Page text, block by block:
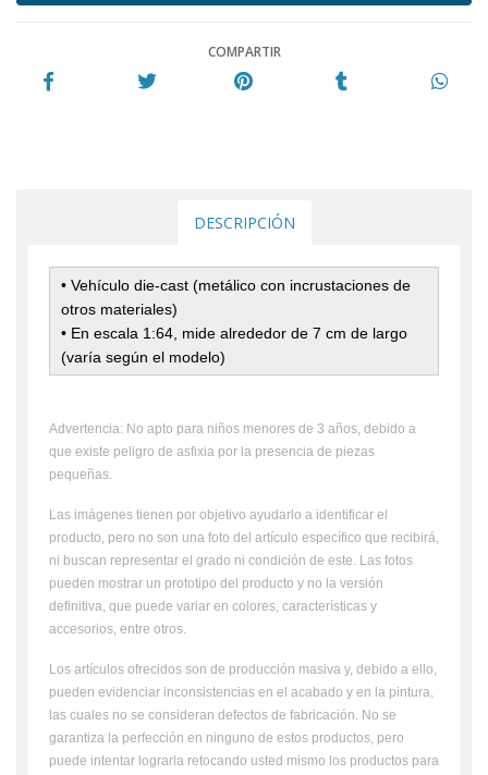
COMPARTIR
DESCRIPCIÓN
• Vehículo die-cast (metálico con incrustaciones de
otros materiales)
• En escala 1:64, mide alrededor de 7 cm de largo
(varía según el modelo)
Advertencia: No apto para niños menores de 3 años, debido a
que existe peligro de asfixia por la presencia de piezas
pequeñas.
Las imágenes tienen por objetivo ayudarlo a identificar el
producto, pero no son una foto del artículo específico que recibirá,
ni buscan representar el grado ni condición de este. Las fotos
pueden mostrar un prototipo del producto y no la versión
definitiva, que puede variar en colores, características y
accesorios, entre otros.
Los artículos ofrecidos son de producción masiva y, debido a ello,
pueden evidenciar inconsistencias en el acabado y en la pintura,
las cuales no se consideran defectos de fabricación. No se
garantiza la perfección en ninguno de estos productos, pero
puede intentar lograrla retocando usted mismo los productos para